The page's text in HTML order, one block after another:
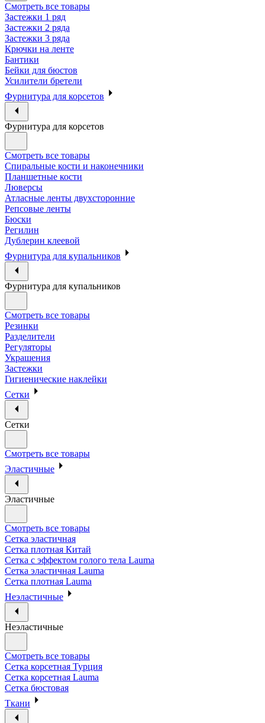
Смотреть все товары
Застежки 1 ряд
Застежки 2 ряда
Застежки 3 ряда
Крючки на ленте
Бантики
Бейки для бюстов
Усилители бретели
Фурнитура для корсетов
Фурнитура для корсетов
Смотреть все товары
Спиральные кости и наконечники
Планшетные кости
Люверсы
Атласные ленты двухсторонние
Репсовые ленты
Бюски
Регилин
Дублерин клеевой
Фурнитура для купальников
Фурнитура для купальников
Смотреть все товары
Резинки
Разделители
Регуляторы
Украшения
Застежки
Гигиенические наклейки
Сетки
Сетки
Смотреть все товары
Эластичные
Эластичные
Смотреть все товары
Сетка эластичная
Сетка плотная Китай
Сетка с эффектом голого тела Lauma
Сетка эластичная Lauma
Сетка плотная Lauma
Неэластичные
Неэластичные
Смотреть все товары
Сетка корсетная Турция
Сетка корсетная Lauma
Сетка бюстовая
Ткани